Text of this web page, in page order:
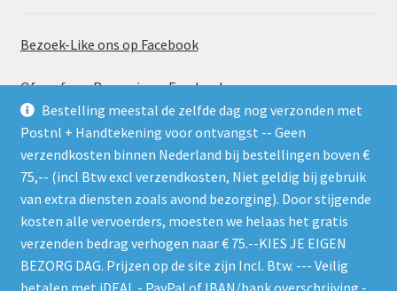
Bestelling meestal de zelfde dag nog verzonden met
Postnl + Handtekening voor ontvangst -- Geen
verzendkosten binnen Nederland bij bestellingen boven €
75,-- (incl Btw excl verzendkosten, Niet geldig bij gebruik
van extra diensten zoals avond bezorging). Door stijgende
kosten alle vervoerders, moesten we helaas het gratis
verzenden bedrag verhogen naar € 75.--KIES JE EIGEN
BEZORG DAG. Prijzen op de site zijn Incl. Btw. --- Veilig
betalen met iDEAL - PayPal of IBAN/bank overschrijving -
Bezoek-Like ons op Facebook
Of geef een Recensie op Facebook
Gebruik de RSS feed. Zie gelijk welke nieuwe producten er
worden geplaatst